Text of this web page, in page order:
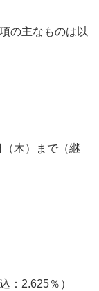
の主なものは以
木）まで（継
：2.625％）